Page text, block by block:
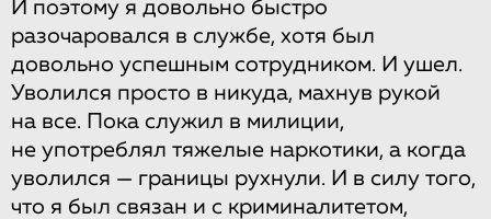
И поэтому я довольно быстро
разочаровался в службе, хотя был
довольно успешным сотрудником. И ушел.
Уволился просто в никуда, махнув рукой
на все. Пока служил в милиции,
не употреблял тяжелые наркотики, а когда
уволился — границы рухнули. И в силу того,
что я был связан и с криминалитетом,